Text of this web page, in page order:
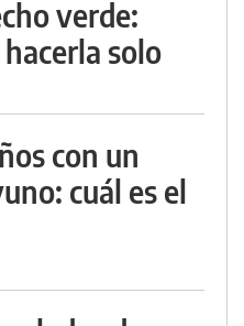
verde:
solo
con un
cuál es el